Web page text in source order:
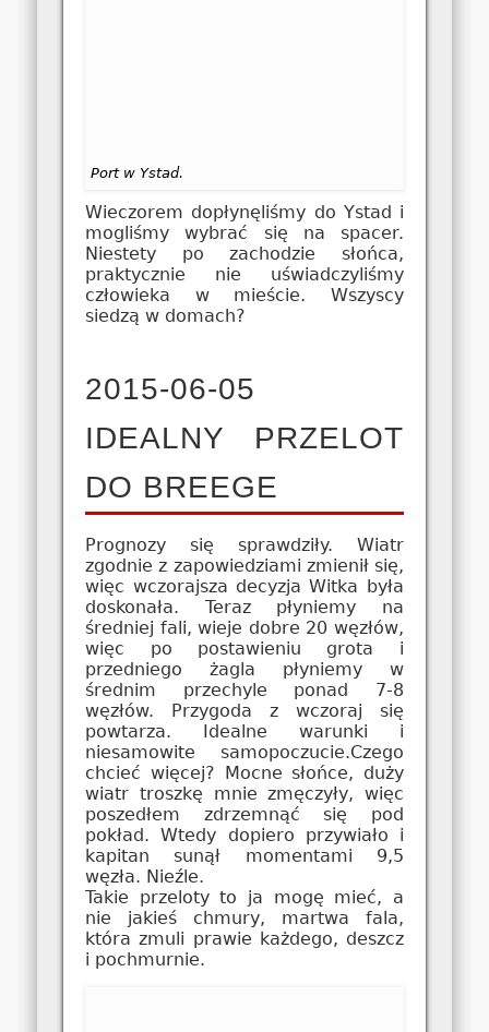
Port w Ystad.
Wieczorem dopłynęliśmy do Ystad i
mogliśmy wybrać się na spacer.
Niestety po zachodzie słońca,
praktycznie nie uświadczyliśmy
człowieka w mieście. Wszyscy
siedzą w domach?
2015-06-05
IDEALNY PRZELOT
DO BREEGE
Prognozy się sprawdziły. Wiatr
zgodnie z zapowiedziami zmienił się,
więc wczorajsza decyzja Witka była
doskonała. Teraz płyniemy na
średniej fali, wieje dobre 20 węzłów,
więc po postawieniu grota i
przedniego żagla płyniemy w
średnim przechyle ponad 7-8
węzłów. Przygoda z wczoraj się
powtarza. Idealne warunki i
niesamowite samopoczucie.Czego
chcieć więcej? Mocne słońce, duży
wiatr troszkę mnie zmęczyły, więc
poszedłem zdrzemnąć się pod
pokład. Wtedy dopiero przywiało i
kapitan sunął momentami 9,5
węzła. Nieźle.
Takie przeloty to ja mogę mieć, a
nie jakieś chmury, martwa fala,
która zmuli prawie każdego, deszcz
i pochmurnie.